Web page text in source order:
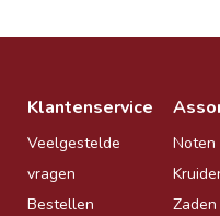
Klantenservice
Veelgestelde
vragen
Bestellen
Noten